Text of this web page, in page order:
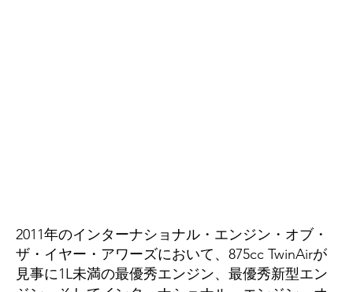
2011年のインターナショナル・エンジン・オブ・
ザ・イヤー・アワーズにおいて、875cc TwinAirが
見事に1L未満の最優秀エンジン、最優秀新型エン